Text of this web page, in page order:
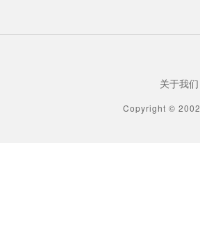
关于我们
Copyright ©